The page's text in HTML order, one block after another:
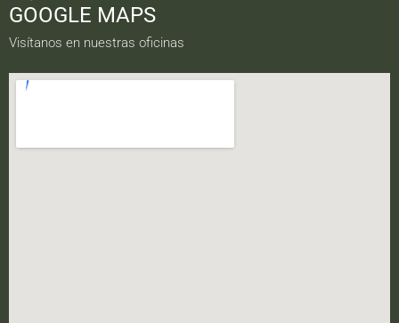
GOOGLE MAPS
Visítanos en nuestras oficinas